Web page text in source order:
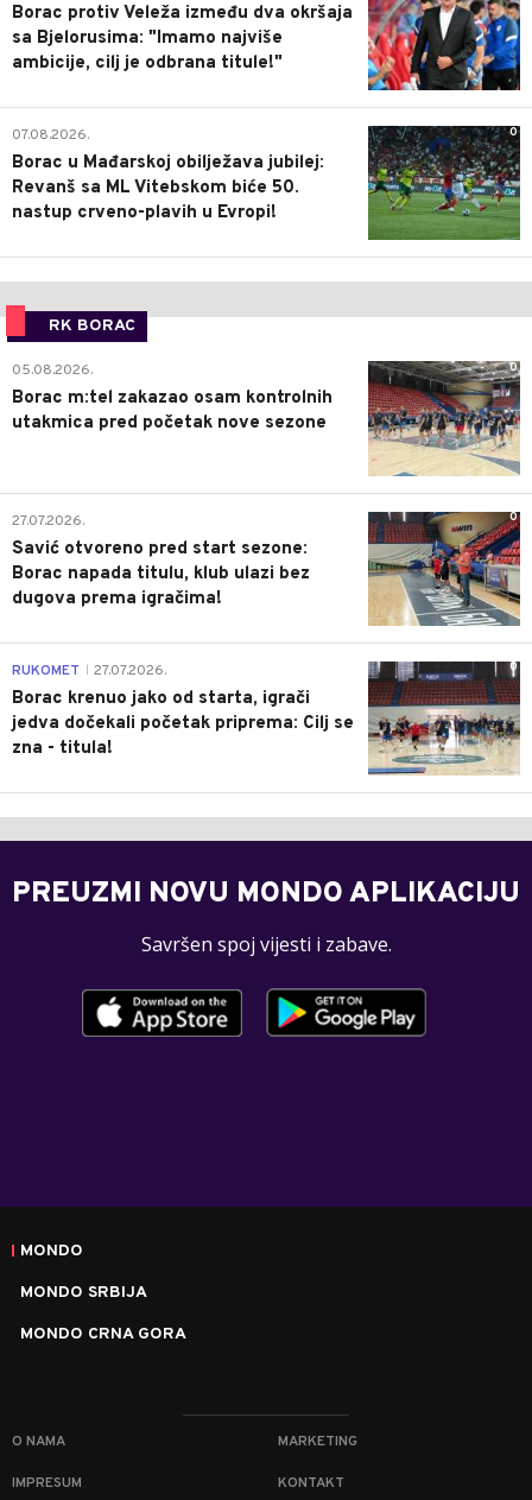
Borac protiv Veleža između dva okršaja
sa Bjelorusima: "Imamo najviše
ambicije, cilj je odbrana titule!"
0
07.08.2026.
Borac u Mađarskoj obilježava jubilej:
Revanš sa ML Vitebskom biće 50.
nastup crveno-plavih u Evropi!
RK BORAC
0
05.08.2026.
Borac m:tel zakazao osam kontrolnih
utakmica pred početak nove sezone
0
27.07.2026.
Savić otvoreno pred start sezone:
Borac napada titulu, klub ulazi bez
dugova prema igračima!
0
RUKOMET 27.07.2026.
Borac krenuo jako od starta, igrači
jedva dočekali početak priprema: Cilj se
zna - titula!
PREUZMI NOVU MONDO APLIKACIJU
Savršen spoj vijesti i zabave.
MONDO
MONDO SRBIJA
MONDO CRNA GORA
O NAMA MARKETING
IMPRESUM KONTAKT